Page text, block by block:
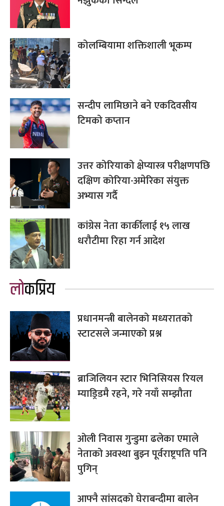
कोलम्बियामा शक्तिशाली भूकम्प
सन्दीप लामिछाने बने एकदिवसीय
टिमको कप्तान
उत्तर कोरियाको क्षेप्यास्त्र परीक्षणपछि
दक्षिण कोरिया-अमेरिका संयुक्त
अभ्यास गर्दै
कांग्रेस नेता कार्कीलाई १५ लाख
धरौटीमा रिहा गर्न आदेश
लोकप्रिय
प्रधानमन्त्री बालेनको मध्यरातको
स्टाटसले जन्माएको प्रश्न
ब्राजिलियन स्टार भिनिसियस रियल
म्याड्रिडमै रहने, गरे नयाँ सम्झौता
ओली निवास गुन्डुमा ढलेका एमाले
नेताको अवस्था बुझ्न पूर्वराष्ट्रपति पनि
पुगिन्
आफ्नै सांसदको घेराबन्दीमा बालेन